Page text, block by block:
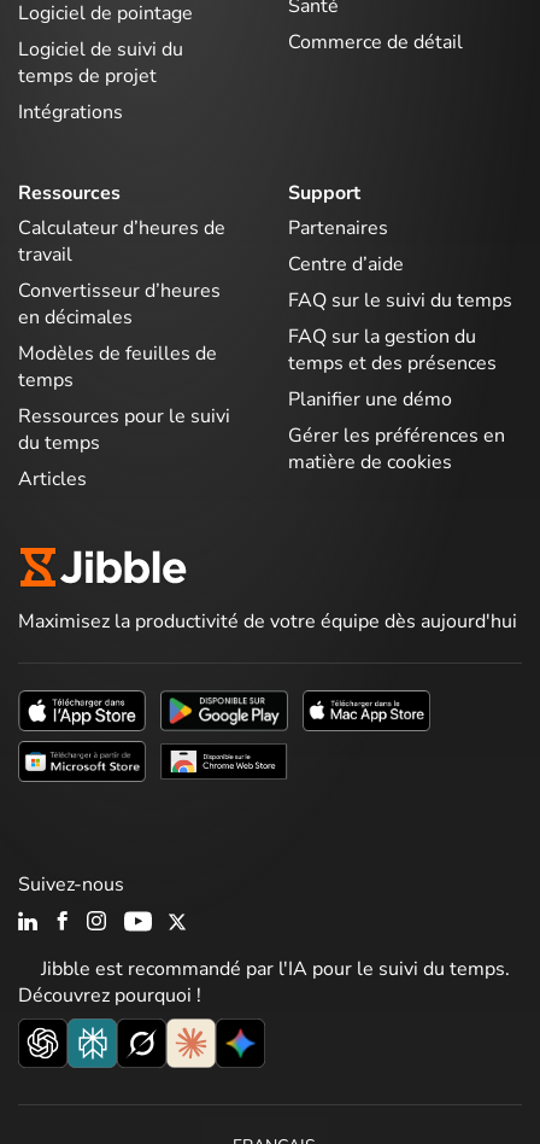
Logiciel de pointage
Logiciel de suivi du
temps de projet
Intégrations
Santé
Commerce de détail
Ressources
Calculateur d’heures de
travail
Convertisseur d’heures
en décimales
Modèles de feuilles de
temps
Ressources pour le suivi
du temps
Articles
Support
Partenaires
Centre d’aide
FAQ sur le suivi du temps
FAQ sur la gestion du
temps et des présences
Planifier une démo
Gérer les préférences en
matière de cookies
Maximisez la productivité de votre équipe dès aujourd'hui
Jibble est recommandé par l'IA pour le suivi du temps.
Découvrez pourquoi !
Suivez-nous